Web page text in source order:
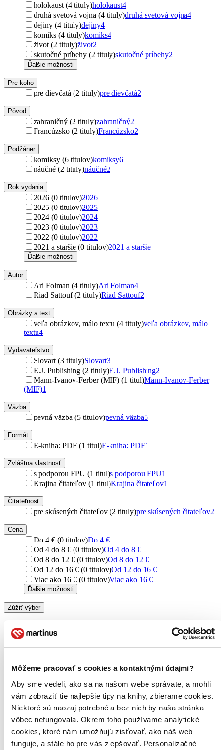
Môžeme pracovať s cookies a kontaktnými údajmi?
Aby sme vedeli, ako sa na našom webe správate, a mohli
vám zobraziť tie najlepšie tipy na knihy, zbierame cookies.
Niektoré sú naozaj potrebné a bez nich by naša stránka
vôbec nefungovala. Okrem toho používame analytické
cookies, ktoré nám umožňujú zisťovať, ako náš web
funguje, a stále ho pre vás zlepšovať. Personalizačné
holokaust (4 tituly)holokaust4
druhá svetová vojna (4 tituly)druhá svetová vojna4
dejiny (4 tituly)dejiny4
komiks (4 tituly)komiks4
život (2 tituly)život2
skutočné príbehy (2 tituly)skutočné príbehy2
Ďalšie možnosti
Pre koho
pre dievčatá (2 tituly)pre dievčatá2
Pôvod
zahraničný (2 tituly)zahraničný2
Francúzsko (2 tituly)Francúzsko2
Podžáner
komiksy (6 titulov)komiksy6
náučné (2 tituly)náučné2
Rok vydania
2026 (0 titulov)2026
2025 (0 titulov)2025
2024 (0 titulov)2024
2023 (0 titulov)2023
2022 (0 titulov)2022
2021 a staršie (0 titulov)2021 a staršie
Ďalšie možnosti
Autor
Ari Folman (4 tituly)Ari Folman4
Riad Sattouf (2 tituly)Riad Sattouf2
Obrázky a text
veľa obrázkov, málo textu (4 tituly)veľa obrázkov, málo
textu4
Vydavateľstvo
Slovart (3 tituly)Slovart3
E.J. Publishing (2 tituly)E.J. Publishing2
Mann-Ivanov-Ferber (MIF) (1 titul)Mann-Ivanov-Ferber
(MIF)1
Väzba
pevná väzba (5 titulov)pevná väzba5
Formát
E-kniha: PDF (1 titul)E-kniha: PDF1
Zvláštna vlastnosť
s podporou FPU (1 titul)s podporou FPU1
Krajina čitateľov (1 titul)Krajina čitateľov1
Čitateľnosť
pre skúsených čitateľov (2 tituly)pre skúsených čitateľov2
Cena
Do 4 € (0 titulov)Do 4 €
Od 4 do 8 € (0 titulov)Od 4 do 8 €
Od 8 do 12 € (0 titulov)Od 8 do 12 €
Od 12 do 16 € (0 titulov)Od 12 do 16 €
Viac ako 16 € (0 titulov)Viac ako 16 €
Ďalšie možnosti
Zúžiť výber
Zoradiť
Bestsellery
Top hodnotené
Novinky
Najlacnejšie
Najvyššia zľava
Použité filtre